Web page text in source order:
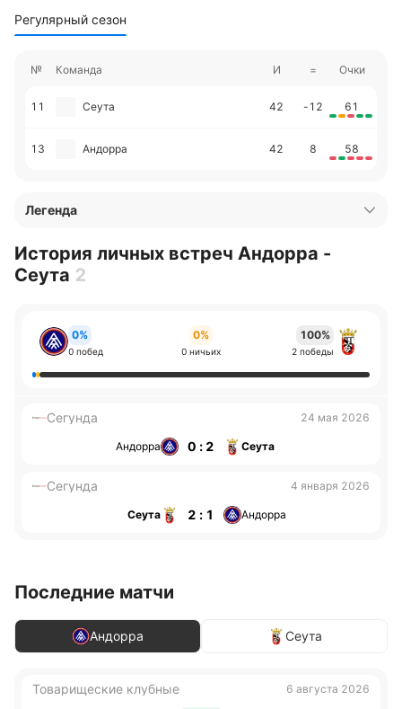
Регулярный сезон
№ Команда И = Очки
11 Сеута 42 -12 61
13 Андорра 42 8 58
Легенда
История личных встреч Андорра -
Сеута 2
0%
0 побед
0%
0 ничьих
100%
2 победы
Сегунда 24 мая 2026
Андорра 0 : 2 Сеута
Сегунда 4 января 2026
Сеута 2 : 1 Андорра
Последние матчи
Андорра Сеута
Товарищеские клубные 6 августа 2026